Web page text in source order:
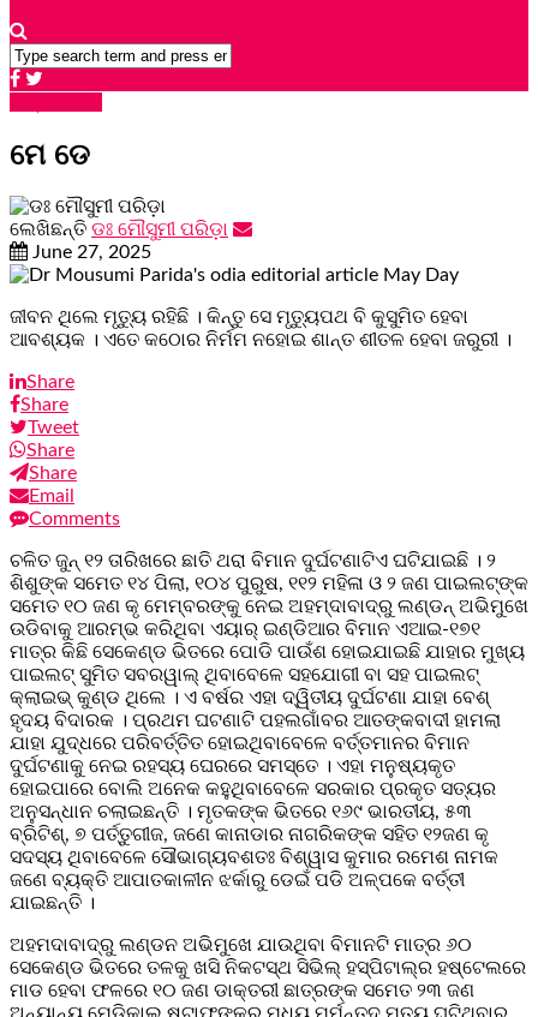
ମେ ଡେ
ଲେଖିଛନ୍ତି ଡଃ ମୌସୁମୀ ପରିଡ଼ା
June 27, 2025
ଜୀବନ ଥିଲେ ମୃତ୍ୟୁ ରହିଛି । କିନ୍ତୁ ସେ ମୃତ୍ୟୁପଥ ବି କୁସୁମିତ ହେବା
ଆବଶ୍ୟକ । ଏତେ କଠୋର ନିର୍ମମ ନହୋଇ ଶାନ୍ତ ଶୀତଳ ହେବା ଜରୁରୀ ।
Share
Share
Tweet
Share
Share
Email
Comments
ଚଳିତ ଜୁନ୍ ୧୨ ତାରିଖରେ ଛାତି ଥରା ବିମାନ ଦୁର୍ଘଟଣାଟିଏ ଘଟିଯାଇଛି । ୨
ଶିଶୁଙ୍କ ସମେତ ୧୪ ପିଲା, ୧୦୪ ପୁରୁଷ, ୧୧୨ ମହିଳା ଓ ୨ ଜଣ ପାଇଲଟ୍‌ଙ୍କ
ସମେତ ୧୦ ଜଣ କୃ ମେମ୍ବରଙ୍କୁ ନେଇ ଅହମ୍‌ଦାବାଦ୍‌ରୁ ଲଣ୍ଡନ୍ ଅଭିମୁଖେ
ଉଡିବାକୁ ଆରମ୍ଭ କରିଥିବା ଏୟାର୍ ଇଣ୍ଡିଆର ବିମାନ ଏଆଇ-୧୭୧
ମାତ୍ର କିଛି ସେକେଣ୍ଡ ଭିତରେ ପୋଡି ପାଉଁଶ ହୋଇଯାଇଛି ଯାହାର ମୁଖ୍ୟ
ପାଇଲଟ୍ ସୁମିତ ସବରୱାଲ୍ ଥିବାବେଳେ ସହଯୋଗୀ ବା ସହ ପାଇଲଟ୍
କ୍ଲାଇଭ୍ କୁଣ୍ଡ ଥିଲେ । ଏ ବର୍ଷର ଏହା ଦ୍ୱିତୀୟ ଦୁର୍ଘଟଣା ଯାହା ବେଶ୍
ହୃଦୟ ବିଦାରକ । ପ୍ରଥମ ଘଟଣାଟି ପହଲଗାଁବର ଆତଙ୍କବାଦୀ ହାମଲା
ଯାହା ଯୁଦ୍ଧରେ ପରିବର୍ତ୍ତିତ ହୋଇଥିବାବେଳେ ବର୍ତ୍ତମାନର ବିମାନ
ଦୁର୍ଘଟଣାକୁ ନେଇ ରହସ୍ୟ ଘେରରେ ସମସ୍ତେ । ଏହା ମନୁଷ୍ୟକୃତ
ହୋଇପାରେ ବୋଲି ଅନେକ କହୁଥିବାବେଳେ ସରକାର ପ୍ରକୃତ ସତ୍ୟର
ଅନୁସନ୍ଧାନ ଚଲାଇଛନ୍ତି । ମୃତକଙ୍କ ଭିତରେ ୧୬୯ ଭାରତୀୟ, ୫୩
ବ୍ରିଟିଶ୍, ୭ ପର୍ତ୍ତୁଗୀଜ, ଜଣେ କାନାଡାର ନାଗରିକଙ୍କ ସହିତ ୧୨ଜଣ କୃ
ସଦସ୍ୟ ଥିବାବେଳେ ସୌଭାଗ୍ୟବଶତଃ ବିଶ୍ୱାସ କୁମାର ରମେଶ ନାମକ
ଜଣେ ବ୍ୟକ୍ତି ଆପାତକାଳୀନ ଝର୍କାରୁ ଡେଇଁ ପଡି ଅଳ୍ପକେ ବର୍ତ୍ତୀ
ଯାଇଛନ୍ତି ।
ଅହମଦାବାଦ୍‌ରୁ ଲଣ୍ଡନ ଅଭିମୁଖେ ଯାଉଥିବା ବିମାନଟି ମାତ୍ର ୬୦
ସେକେଣ୍ଡ ଭିତରେ ତଳକୁ ଖସି ନିକଟସ୍ଥ ସିଭିଲ୍ ହସ୍ପିଟାଲ୍‌ର ହଷ୍ଟେଲରେ
ମାଡ ହେବା ଫଳରେ ୧୦ ଜଣ ଡାକ୍ତରୀ ଛାତ୍ରଙ୍କ ସମେତ ୨୩ ଜଣ
ଅନ୍ୟାନ୍ୟ ମେଡିକାଲ୍ ଷ୍ଟାଫ୍‌ଙ୍କର ମଧ୍ୟ ମର୍ମନ୍ତୁଦ ମୃତ୍ୟୁ ଘଟିଥିବାର